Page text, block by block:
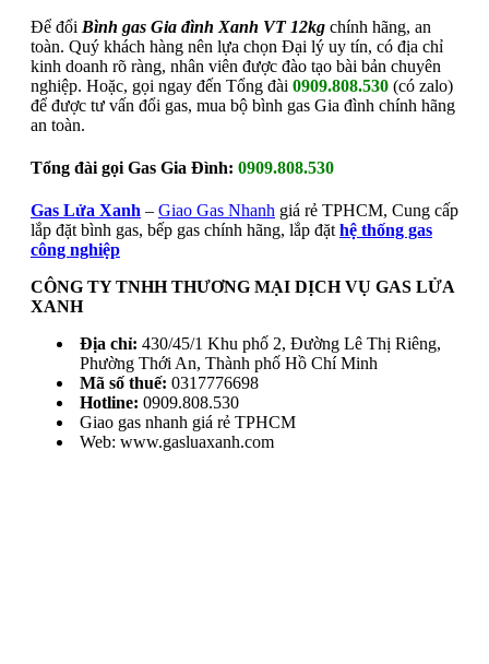
Để đổi Bình gas Gia đình Xanh VT 12kg chính hãng, an
toàn. Quý khách hàng nên lựa chọn Đại lý uy tín, có địa chỉ
kinh doanh rõ ràng, nhân viên được đào tạo bài bản chuyên
nghiệp. Hoặc, gọi ngay đến Tổng đài 0909.808.530 (có zalo)
để được tư vấn đổi gas, mua bộ bình gas Gia đình chính hãng
an toàn.
Tổng đài gọi Gas Gia Đình: 0909.808.530
Gas Lửa Xanh – Giao Gas Nhanh giá rẻ TPHCM, Cung cấp
lắp đặt bình gas, bếp gas chính hãng, lắp đặthệ thống gas
công nghiệp
CÔNG TY TNHH THƯƠNG MẠI DỊCH VỤ GAS LỬA
XANH
Địa chỉ: 430/45/1 Khu phố 2, Đường Lê Thị Riêng,
Phường Thới An, Thành phố Hồ Chí Minh
Mã số thuế: 0317776698
Hotline: 0909.808.530
Giao gas nhanh giá rẻ TPHCM
Web: www.gasluaxanh.com